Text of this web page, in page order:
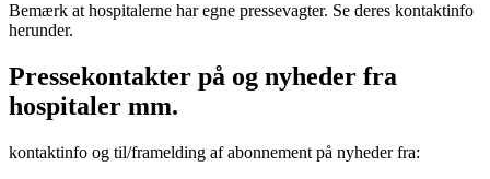
Bemærk at hospitalerne har egne pressevagter. Se deres kontaktinfo
herunder.
Pressekontakter på og nyheder fra
hospitaler mm.
kontaktinfo og til/framelding af abonnement på nyheder fra: